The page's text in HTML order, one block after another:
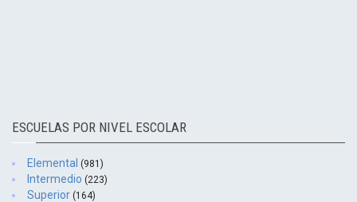
ESCUELAS POR NIVEL ESCOLAR
Elemental (981)
Intermedio (223)
Superior (164)